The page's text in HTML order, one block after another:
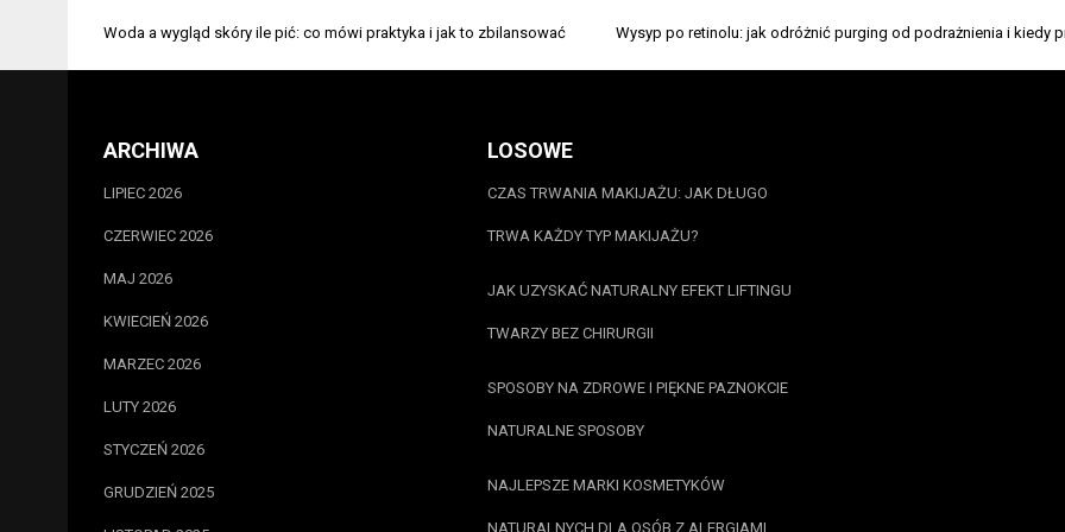
Nawigacja
Woda a wygląd skóry ile pić: co mówi praktyka i jak to zbilansować Wysyp po retinolu: jak odróżnić purging od podrażnienia i kiedy
ARCHIWA
LIPIEC 2026
CZERWIEC 2026
MAJ 2026
KWIECIEŃ 2026
MARZEC 2026
LUTY 2026
STYCZEŃ 2026
GRUDZIEŃ 2025
LOSOWE
CZAS TRWANIA MAKIJAŻU: JAK DŁUGO
TRWA KAŻDY TYP MAKIJAŻU?
JAK UZYSKAĆ NATURALNY EFEKT LIFTINGU
TWARZY BEZ CHIRURGII
SPOSOBY NA ZDROWE I PIĘKNE PAZNOKCIE
NATURALNE SPOSOBY
NAJLEPSZE MARKI KOSMETYKÓW
NATURALNYCH DLA OSÓB Z ALERGIAMI